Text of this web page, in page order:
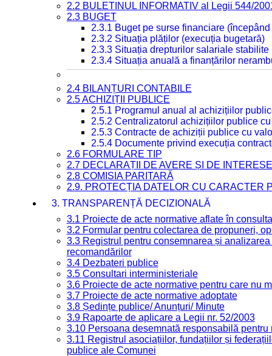
2.2 BULETINUL INFORMATIV al Legii 544/
2.3 BUGET
2.3.1 Buget pe surse financiare
2.3.2 Situația plăților (execuția bugetară)
2.3.3 Situația drepturilor salariale
2.3.4 Situația anuală a finanțărilor
2.4 BILANȚURI CONTABILE
2.5 ACHIZIȚII PUBLICE
2.5.1 Programul anual al achizițiilor
2.5.2 Centralizatorul achizițiilor publice
2.5.3 Contracte de achiziții publice cu
2.5.4 Documente privind execuția
2.6 FORMULARE TIP
2.7 DECLARAȚII DE AVERE ȘI DE INTERESE
2.8 COMISIA PARITARĂ
2.9. PROTECȚIA DATELOR CU CARACTER
3. TRANSPARENȚĂ DECIZIONALĂ
3.1 Proiecte de acte normative aflate în
3.2 Formular pentru colectarea de propuneri,
3.3 Registrul pentru consemnarea și
recomandărilor
3.4 Dezbateri publice
3.5 Consultari interministeriale
3.6 Proiecte de acte normative pentru care nu
3.7 Proiecte de acte normative adoptate
3.8 Ședințe publice/ Anunțuri/ Minute
3.9 Rapoarte de aplicare a Legii nr. 52/2003
3.10 Persoana desemnată responsabilă
3.11 Registrul asociațiilor, fundațiilor și
publice ale Comunei